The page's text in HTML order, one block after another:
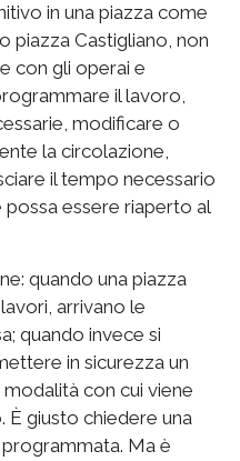
in una piazza come
piazza Castigliano, non
con gli operai e
il lavoro,
modificare o
la circolazione,
il tempo necessario
essere riaperto al
quando una piazza
arrivano le
quando invece si
in sicurezza un
con cui viene
giusto chiedere una
Ma è